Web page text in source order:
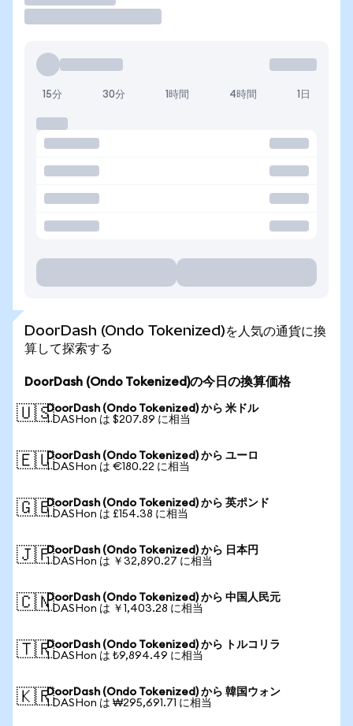
15分 30分 1時間 4時間 1日
DoorDash (Ondo Tokenized)を人気の通貨に換
算して探索する
DoorDash (Ondo Tokenized)の今日の換算価格
🇺🇸DoorDash (Ondo Tokenized) から 米ドル
1 DASHon は $207.89 に相当
🇪🇺DoorDash (Ondo Tokenized) から ユーロ
1 DASHon は €180.22 に相当
🇬🇧DoorDash (Ondo Tokenized) から 英ポンド
1 DASHon は £154.38 に相当
🇯🇵DoorDash (Ondo Tokenized) から 日本円
1 DASHon は ￥32,890.27 に相当
🇨🇳DoorDash (Ondo Tokenized) から 中国人民元
1 DASHon は ￥1,403.28 に相当
🇹🇷DoorDash (Ondo Tokenized) から トルコリラ
1 DASHon は ₺9,894.49 に相当
🇰🇷DoorDash (Ondo Tokenized) から 韓国ウォン
1 DASHon は ₩295,691.71 に相当